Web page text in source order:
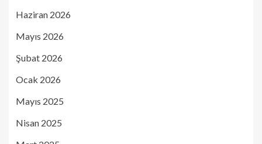
Haziran 2026
Mayıs 2026
Şubat 2026
Ocak 2026
Mayıs 2025
Nisan 2025